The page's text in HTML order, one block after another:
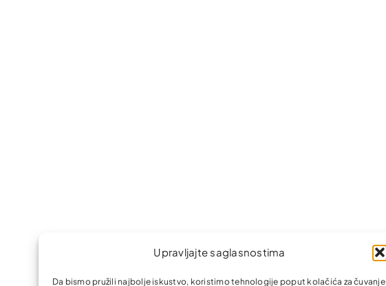
Upravljajte saglasnostima
Da bismo pružili najbolje iskustvo, koristimo tehnologije poput kolačića za čuvanje